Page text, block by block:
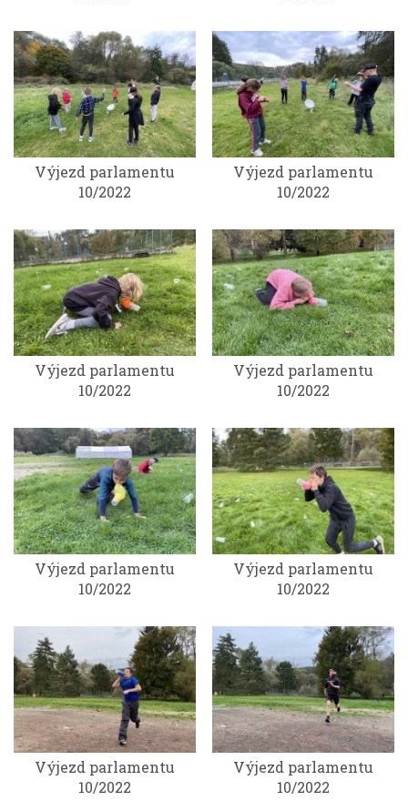
Výjezd parlamentu
10/2022
Výjezd parlamentu
10/2022
Výjezd parlamentu
10/2022
Výjezd parlamentu
10/2022
Výjezd parlamentu
10/2022
Výjezd parlamentu
10/2022
Výjezd parlamentu
10/2022
Výjezd parlamentu
10/2022